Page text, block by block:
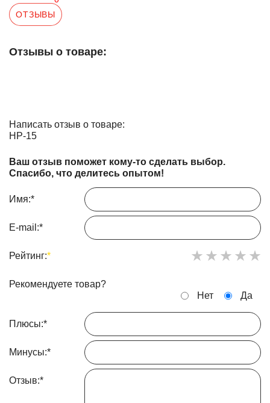
ОТЗЫВЫ
Отзывы о товаре:
Написать отзыв о товаре:
HP-15
Ваш отзыв поможет кому-то сделать выбор.
Спасибо, что делитесь опытом!
Имя:*
E-mail:*
Рейтинг:*
Рекомендуете товар?
Нет
Да
Плюсы:*
Минусы:*
Отзыв:*